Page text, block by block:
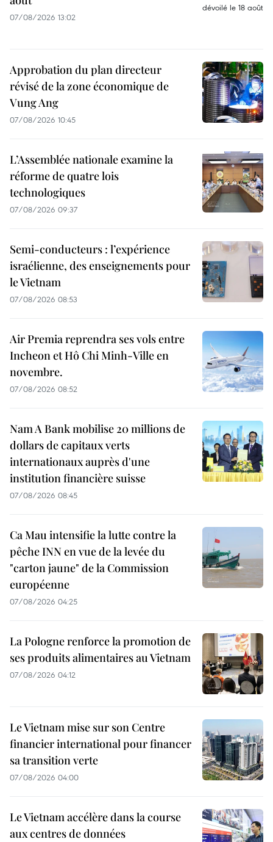
07/08/2026 13:02
Approbation du plan directeur
révisé de la zone économique de
Vung Ang
07/08/2026 10:45
L’Assemblée nationale examine la
réforme de quatre lois
technologiques
07/08/2026 09:37
Semi-conducteurs : l’expérience
israélienne, des enseignements pour
le Vietnam
07/08/2026 08:53
Air Premia reprendra ses vols entre
Incheon et Hô Chi Minh-Ville en
novembre.
07/08/2026 08:52
Nam A Bank mobilise 20 millions de
dollars de capitaux verts
internationaux auprès d'une
institution financière suisse
07/08/2026 08:45
Ca Mau intensifie la lutte contre la
pêche INN en vue de la levée du
"carton jaune" de la Commission
européenne
07/08/2026 04:25
La Pologne renforce la promotion de
ses produits alimentaires au Vietnam
07/08/2026 04:12
Le Vietnam mise sur son Centre
financier international pour financer
sa transition verte
07/08/2026 04:00
Le Vietnam accélère dans la course
aux centres de données